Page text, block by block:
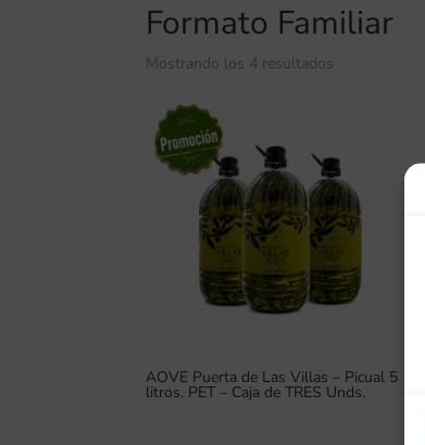
Formato Familiar
Mostrando los 4 resultados
AOVE Puerta de Las Villas – Picual 5
litros. PET – Caja de TRES Unds.